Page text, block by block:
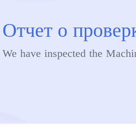
Отчет о
We have inspected the